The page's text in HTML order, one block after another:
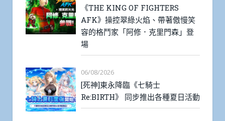
《THE KING OF FIGHTERS
AFK》操控翠綠火焰、帶著傲慢笑
容的格鬥家「阿修．克里門森」登
場
06/08/2026
[死神]東永降臨《七騎士
Re:BIRTH》 同步推出各種夏日活動